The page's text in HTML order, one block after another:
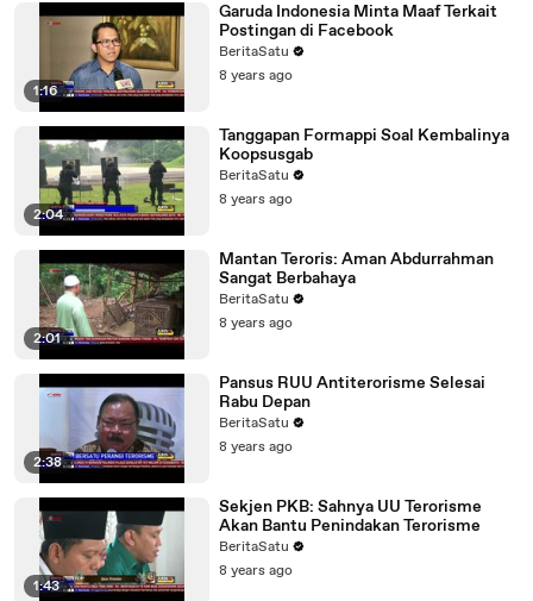
1:16
Garuda Indonesia Minta Maaf Terkait
Postingan di Facebook
BeritaSatu
8 years ago
2:04
Tanggapan Formappi Soal Kembalinya
Koopsusgab
BeritaSatu
8 years ago
2:01
Mantan Teroris: Aman Abdurrahman
Sangat Berbahaya
BeritaSatu
8 years ago
2:38
Pansus RUU Antiterorisme Selesai
Rabu Depan
BeritaSatu
8 years ago
1:43
Sekjen PKB: Sahnya UU Terorisme
Akan Bantu Penindakan Terorisme
BeritaSatu
8 years ago